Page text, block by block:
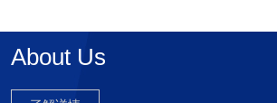
About Us